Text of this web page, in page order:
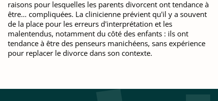
raisons pour lesquelles les parents divorcent ont tendance à
être… compliquées. La clinicienne prévient qu'il y a souvent
de la place pour les erreurs d'interprétation et les
malentendus, notamment du côté des enfants : ils ont
tendance à être des penseurs manichéens, sans expérience
pour replacer le divorce dans son contexte.